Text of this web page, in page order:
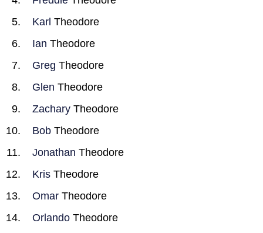
Karl Theodore
Ian Theodore
Greg Theodore
Glen Theodore
Zachary Theodore
Bob Theodore
Jonathan Theodore
Kris Theodore
Omar Theodore
Orlando Theodore